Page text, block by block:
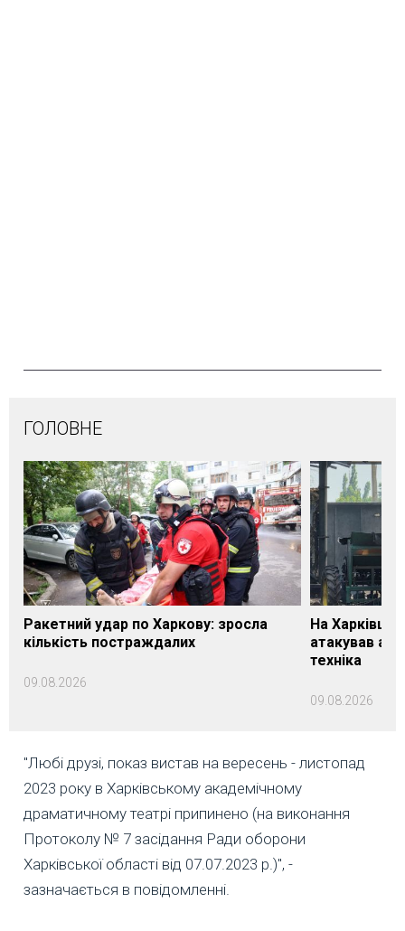
ГОЛОВНЕ
Ракетний удар по Харкову: зросла
кількість постраждалих
09.08.2026
На
атакував
техніка
09.08.2026
"Любі друзі, показ вистав на вересень - листопад
2023 року в Харківському академічному
драматичному театрі припинено (на виконання
Протоколу № 7 засідання Ради оборони
Харківської області від 07.07.2023 р.)", -
зазначається в повідомленні.